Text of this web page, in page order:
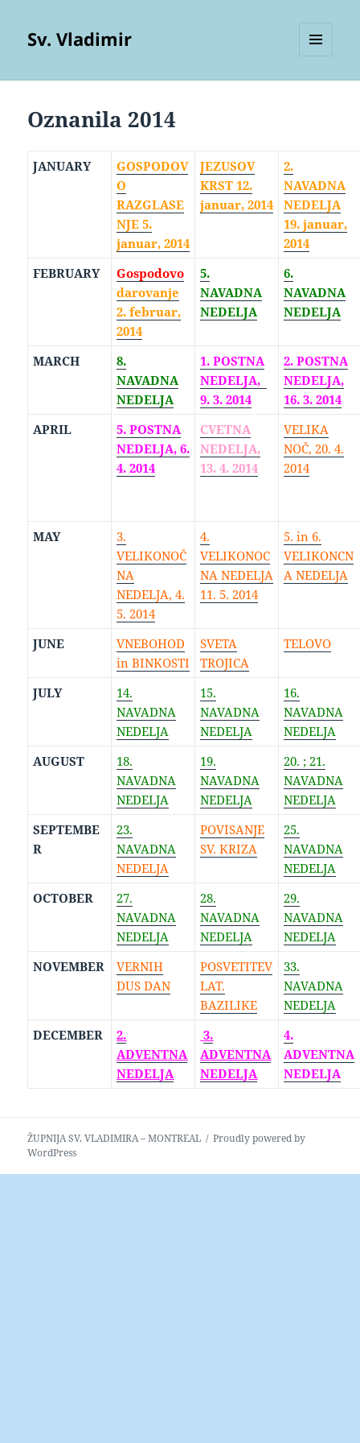
Sv. Vladimir
Oznanila 2014
JANUARY
GOSPODOV
O
RAZGLASE
NJE 5.
januar, 2014
JEZUSOV
KRST 12.
januar, 2014
2.
NAVADNA
NEDELJA
19. januar,
2014
FEBRUARY
Gospodovo
darovanje
2. februar,
2014
5.
NAVADNA
NEDELJA
6.
NAVADNA
NEDELJA
MARCH
8.
NAVADNA
NEDELJA
1. POSTNA
NEDELJA,
9. 3. 2014
2. POSTNA
NEDELJA,
16. 3. 2014
APRIL
5. POSTNA
NEDELJA, 6.
4. 2014
CVETNA
NEDELJA,
13. 4. 2014
VELIKA
NOČ, 20. 4.
2014
MAY
3.
VELIKONOČ
NA
NEDELJA, 4.
5. 2014
4.
VELIKONOC
NA NEDELJA
11. 5. 2014
5. in 6.
VELIKONCN
A NEDELJA
JUNE
VNEBOHOD
in BINKOSTI
SVETA
TROJICA
TELOVO
JULY
14.
NAVADNA
NEDELJA
15.
NAVADNA
NEDELJA
16.
NAVADNA
NEDELJA
AUGUST
18.
NAVADNA
NEDELJA
19.
NAVADNA
NEDELJA
20. ; 21.
NAVADNA
NEDELJA
SEPTEMBE
R
23.
NAVADNA
NEDELJA
POVISANJE
SV. KRIZA
25.
NAVADNA
NEDELJA
OCTOBER
27.
NAVADNA
NEDELJA
28.
NAVADNA
NEDELJA
29.
NAVADNA
NEDELJA
NOVEMBER
VERNIH
DUS DAN
POSVETITEV
LAT.
BAZILIKE
33.
NAVADNA
NEDELJA
DECEMBER
2.
ADVENTNA
NEDELJA
3.
ADVENTNA
NEDELJA
4.
ADVENTNA
NEDELJA
ŽUPNIJA SV. VLADIMIRA – MONTREAL
Proudly powered by
WordPress